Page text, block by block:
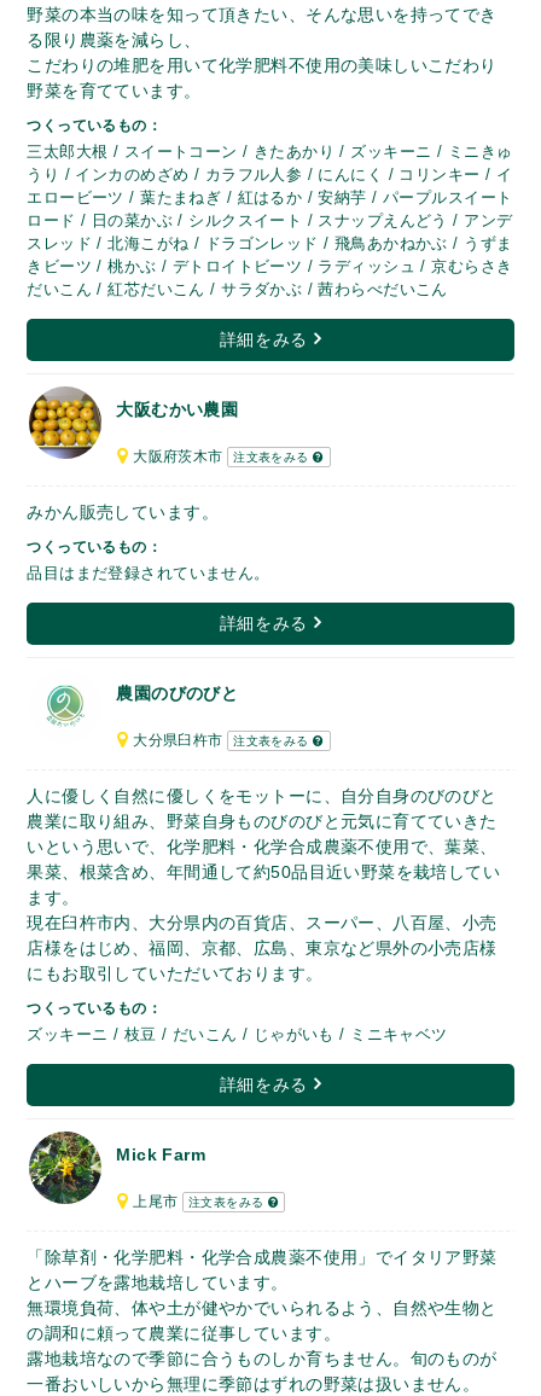
野菜の本当の味を知って頂きたい、そんな思いを持ってでき
る限り農薬を減らし、
こだわりの堆肥を用いて化学肥料不使用の美味しいこだわり
野菜を育てています。
つくっているもの：
三太郎大根 / スイートコーン / きたあかり / ズッキーニ / ミニきゅ
うり / インカのめざめ / カラフル人参 / にんにく / コリンキー / イ
エロービーツ / 葉たまねぎ / 紅はるか / 安納芋 / パープルスイート
ロード / 日の菜かぶ / シルクスイート / スナップえんどう / アンデ
スレッド / 北海こがね / ドラゴンレッド / 飛鳥あかねかぶ / うずま
きビーツ / 桃かぶ / デトロイトビーツ / ラディッシュ / 京むらさき
だいこん / 紅芯だいこん / サラダかぶ / 茜わらべだいこん
詳細をみる
大阪むかい農園
大阪府茨木市 注文表をみる
みかん販売しています。
つくっているもの：
品目はまだ登録されていません。
詳細をみる
農園のびのびと
大分県臼杵市 注文表をみる
人に優しく自然に優しくをモットーに、自分自身のびのびと
農業に取り組み、野菜自身ものびのびと元気に育てていきた
いという思いで、化学肥料・化学合成農薬不使用で、葉菜、
果菜、根菜含め、年間通して約50品目近い野菜を栽培してい
ます。
現在臼杵市内、大分県内の百貨店、スーパー、八百屋、小売
店様をはじめ、福岡、京都、広島、東京など県外の小売店様
にもお取引していただいております。
つくっているもの：
ズッキーニ / 枝豆 / だいこん / じゃがいも / ミニキャベツ
詳細をみる
Mick Farm
上尾市 注文表をみる
「除草剤・化学肥料・化学合成農薬不使用」でイタリア野菜
とハーブを露地栽培しています。
無環境負荷、体や土が健やかでいられるよう、自然や生物と
の調和に頼って農業に従事しています。
露地栽培なので季節に合うものしか育ちません。旬のものが
一番おいしいから無理に季節はずれの野菜は扱いません。